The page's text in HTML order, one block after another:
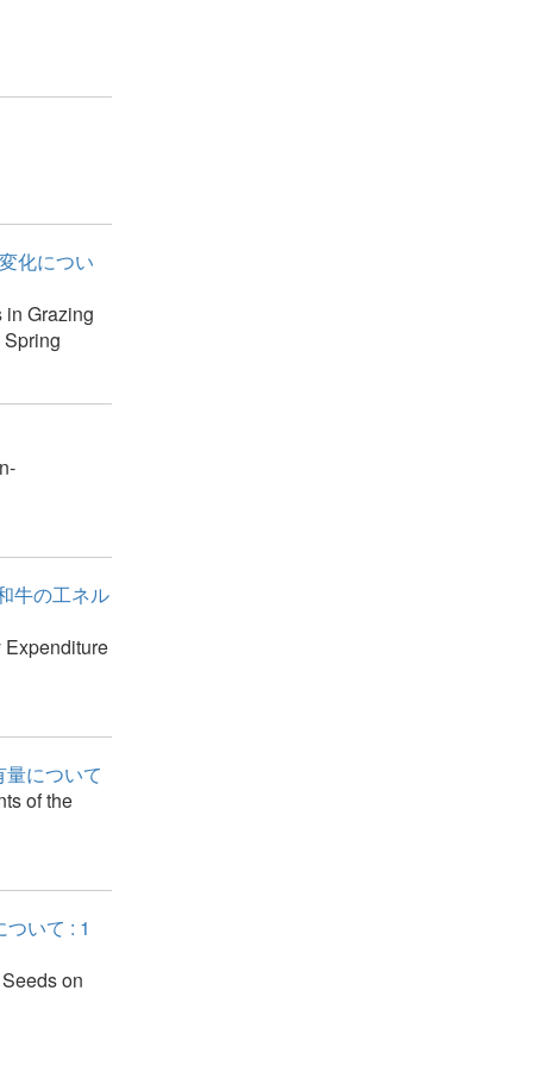
化につい
Grazing
牛の工ネル
について
of the
いて : 1
on